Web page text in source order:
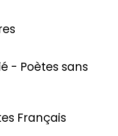
- Poètes sans
Français